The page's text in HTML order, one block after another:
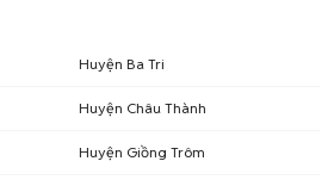
Huyện Ba Tri
Huyện Châu Thành
Huyện Giồng Trôm